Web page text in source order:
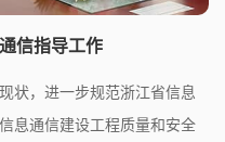
信指导工作
状，进一步规范浙江省信息
息通信建设工程质量和安全